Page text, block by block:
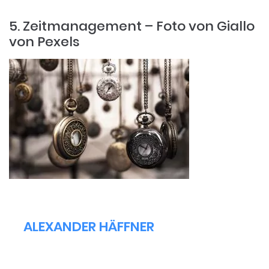
5. Zeitmanagement – Foto von Giallo
von Pexels
ALEXANDER HÄFFNER